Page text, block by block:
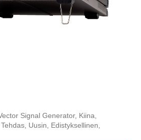
Signal Generator, Kiina,
Uusin, Edistyksellinen,